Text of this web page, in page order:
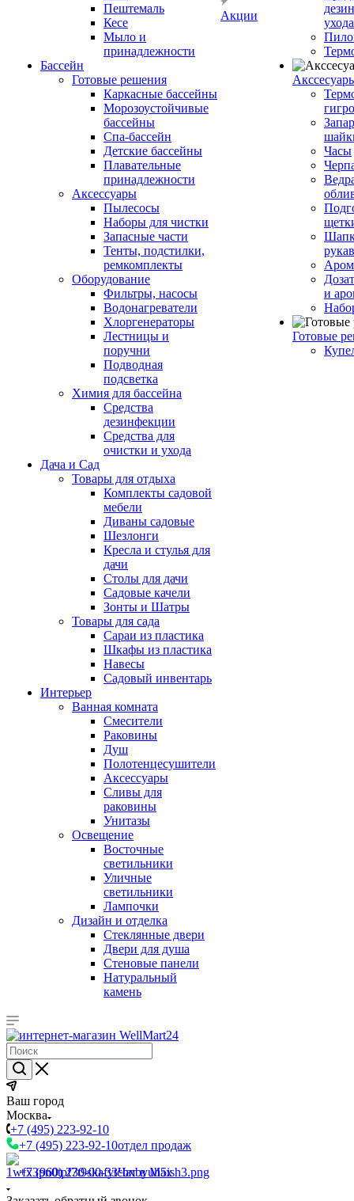
Пештемаль
Кесе
Мыло и
принадлежности
Бассейн
Готовые решения
Каркасные бассейны
Морозоустойчивые
бассейны
Спа-бассейн
Детские бассейны
Плавательные
принадлежности
Аксессуары
Пылесосы
Наборы для чистки
Запасные части
Тенты, подстилки,
ремкомплекты
Оборудование
Фильтры, насосы
Водонагреватели
Хлоргенераторы
Лестницы и
поручни
Подводная
подсветка
Химия для бассейна
Средства
дезинфекции
Средства для
очистки и ухода
Дача и Сад
Товары для отдыха
Комплекты садовой
мебели
Диваны садовые
Шезлонги
Кресла и стулья для
дачи
Столы для дачи
Садовые качели
Зонты и Шатры
Товары для сада
Сараи из пластика
Шкафы из пластика
Навесы
Садовый инвентарь
Интерьер
Ванная комната
Смесители
Раковины
Душ
Полотенцесушители
Аксессуары
Сливы для
раковины
Унитазы
Освещение
Восточные
светильники
Уличные
светильники
Лампочки
Дизайн и отделка
Стеклянные двери
Двери для душа
Стеновые панели
Натуральный
камень
Акции
ухода
Часы
и
Готовые
Ваш город
Москва
+7 (495) 223-92-10
+7 (495) 223-92-10отдел продаж
+7 (960) 230-00-33Чат в Max